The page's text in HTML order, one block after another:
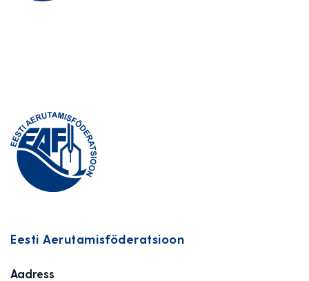
Eesti Aerutamisföderatsioon
Aadress